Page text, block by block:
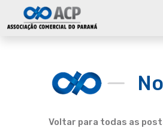
Voltar para todas as